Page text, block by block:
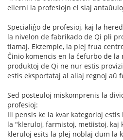
ellerni la profesiojn el siaj
Specialiĝo de profesioj, kaj la
la nivelon de fabrikado de Qi pli
tiamaj. Ekzemple, la plej frua
Ĉinio komencis en la ĉefurbo de la
produktoj de Qi ne nur estis
estis eksportataj al aliaj regnoj aŭ
Sed posteuloj miskomprenis la
profesioj:
Ili pensis ke la kvar kategorioj
la "kleruloj, farmistoj, metiistoj, kaj
kleruloj esits la plej noblaj dum la